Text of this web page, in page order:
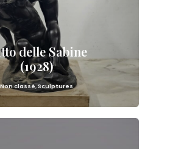
delle Sabine
(1928)
Non classé,Sculptures